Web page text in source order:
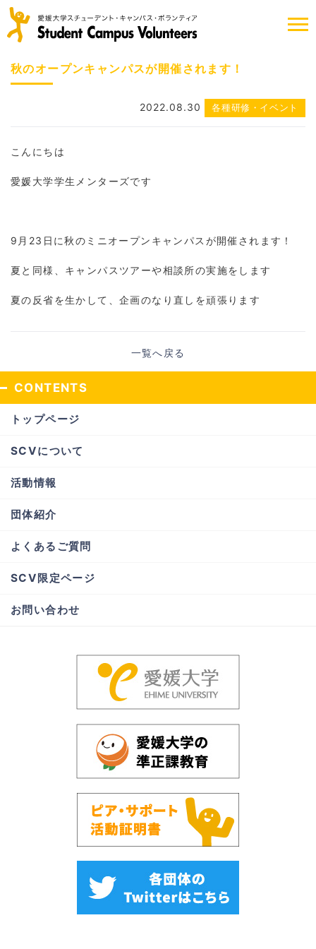
秋のオープンキャンパスが開催されます！
2022.08.30 各種研修・イベント
こんにちは
愛媛大学学生メンターズです
9月23日に秋のミニオープンキャンパスが開催されます！
夏と同様、キャンパスツアーや相談所の実施をします
夏の反省を生かして、企画のなり直しを頑張ります
一覧へ戻る
CONTENTS
トップページ
SCVについて
活動情報
団体紹介
よくあるご質問
SCV限定ページ
お問い合わせ